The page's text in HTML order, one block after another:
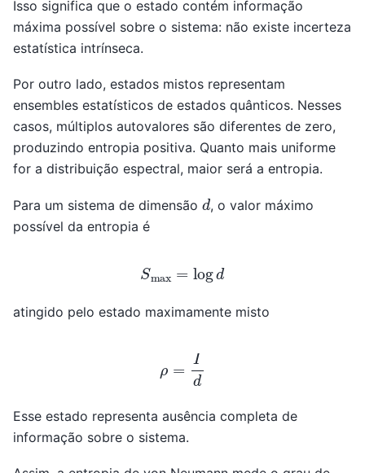
Isso significa que o estado contém informação
máxima possível sobre o sistema: não existe incerteza
estatística intrínseca.
Por outro lado, estados mistos representam
ensembles estatísticos de estados quânticos. Nesses
casos, múltiplos autovalores são diferentes de zero,
produzindo entropia positiva. Quanto mais uniforme
for a distribuição espectral, maior será a entropia.
Para um sistema de dimensão d, o valor máximo
possível da entropia é
Smax= logd
atingido pelo estado maximamente misto
d
Esse estado representa ausência completa de
informação sobre o sistema.